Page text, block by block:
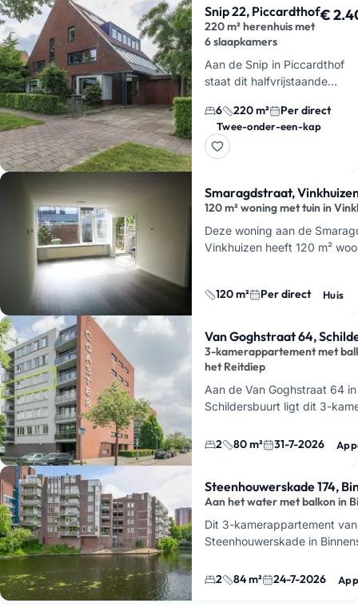
Snip 22, Piccardthof
220 m² herenhuis met
6 slaapkamers
€
Aan de Snip in Piccardthof
staat dit halfvrijstaande
6 slaapkamers, een garage
een tuin op het zuiden. Je
er per…
6 220 m² Per direct
Twee-onder-een-kap
Smaragdstraat,
120 m² woning met tuin in
Deze woning aan de
Vinkhuizen heeft 120 m²
120 m² Per direct Huis
Van Goghstraat 64,
3-kamerappartement met
het Reitdiep
Aan de Van Goghstraat 64
Schildersbuurt ligt dit 3-
van woongebouw
2 80 m² 31-7-2026
Steenhouwerskade 174,
Aan het water met balkon in
Dit 3-kamerappartement
Steenhouwerskade in
Je…
2 84 m² 24-7-2026